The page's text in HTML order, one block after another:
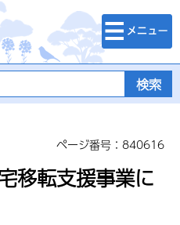
検索・メニュ
ー
ページ番号：840616
移転支援事業に